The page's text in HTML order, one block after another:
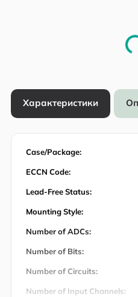
Характеристики
Case/Package:
ECCN Code:
Lead-Free Status:
Mounting Style:
Number of ADCs:
Number of Bits:
Number of Circuits:
Number of Input Channels: